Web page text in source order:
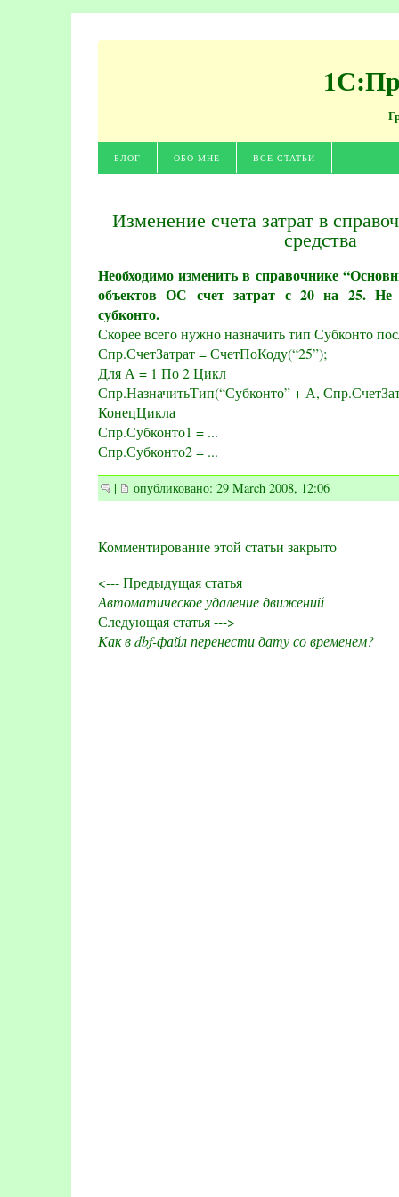
БЛОГ ОБО МНЕ ВСЕ СТАТЬИ
Изменение счета затрат в
средства
Необходимо изменить в справочнике
объектов ОС счет затрат с 20 на 25. Не
субконто.
Скорее всего нужно назначить тип Субконто
Спр.СчетЗатрат = СчетПоКоду(“25”);
Для А = 1 По 2 Цикл
Спр.НазначитьТип(“Субконто” + А,
КонецЦикла
Спр.Субконто1 = ...
Спр.Субконто2 = ...
| опубликовано: 29 March 2008, 12:06
Комментирование этой статьи закрыто
<--- Предыдущая статья
Автоматическое удаление движений
Следующая статья --->
Как в dbf-файл перенести дату со временем?